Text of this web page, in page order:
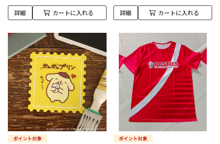
詳細 カートに入れる 詳細 カートに入れる